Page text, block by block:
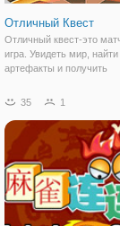
Отличный Квест
Отличный квест-это
игра. Увидеть мир,
артефакты и получить
игра про 3 - й обелиск,
кубиков. Для того, чтобы
вам придется
35 1